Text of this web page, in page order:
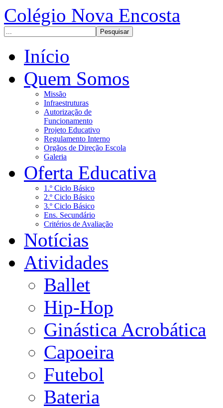
Colégio Nova Encosta
Início
Quem Somos
Missão
Infraestruturas
Autorização de
Funcionamento
Projeto Educativo
Regulamento Interno
Orgãos de Direção Escola
Galeria
Oferta Educativa
1.º Ciclo Básico
2.º Ciclo Básico
3.º Ciclo Básico
Ens. Secundário
Critérios de Avaliação
Notícias
Atividades
Ballet
Hip-Hop
Ginástica Acrobática
Capoeira
Futebol
Bateria